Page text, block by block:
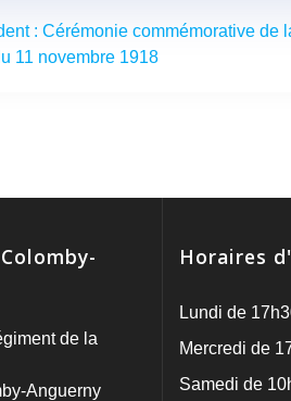
: Article
précédent
Cérémonie commémorative de
11 novembre 1918
de la
Anguerny
Horaires
Lundi de
Mercredi de
Samedi de